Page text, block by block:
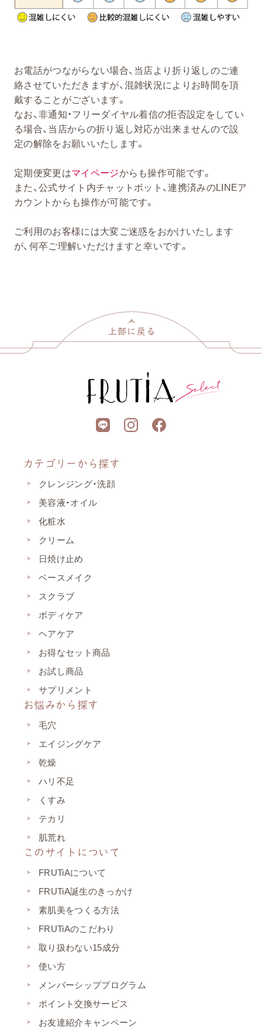
お電話がつながらない場合、当店より折り返しのご連
絡させていただきますが、混雑状況によりお時間を頂
戴することがございます。
なお、非通知・フリーダイヤル着信の拒否設定をしてい
る場合、当店からの折り返し対応が出来ませんので設
定の解除をお願いいたします。
定期便変更はマイページからも操作可能です。
また、公式サイト内チャットボット、連携済みのLINEア
カウントからも操作が可能です。
ご利用のお客様には大変ご迷惑をおかけいたします
が、何卒ご理解いただけますと幸いです。
カテゴリーから探す
クレンジング・洗顔
美容液・オイル
化粧水
クリーム
日焼け止め
ベースメイク
スクラブ
ボディケア
ヘアケア
お得なセット商品
お試し商品
サプリメント
お悩みから探す
毛穴
エイジングケア
乾燥
ハリ不足
くすみ
テカリ
肌荒れ
このサイトについて
FRUTiAについて
FRUTiA誕生のきっかけ
素肌美をつくる方法
FRUTiAのこだわり
取り扱わない15成分
使い方
メンバーシッププログラム
ポイント交換サービス
お友達紹介キャンペーン